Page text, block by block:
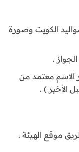
الكويت وصورة
الاسم معتمد من
الأخير ) .